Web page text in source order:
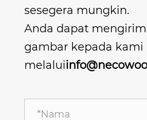
sesegera mungkin.
Anda dapat
gambar kepada kami
melalui